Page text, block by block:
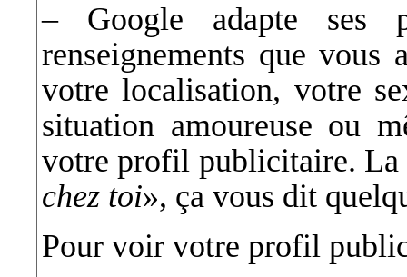
– Google adapte ses
renseignements que vous
votre localisation, votre
situation amoureuse ou
votre profil publicitaire.
chez toi», ça vous dit
Pour voir votre profil